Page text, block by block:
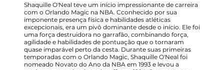
Shaquille O'Neal teve um início impressionante de carreira
com o Orlando Magic na NBA. Cconhecido por sua
imponente presença física e habilidades atléticas
excepcionais, era um pivô dominante desde o início. Ele foi
uma força destruidora no garrafão, combinando força,
agilidade e habilidades de pontuação que o tornaram
quase imparável perto da cesta. Durante suas primeiras
temporadas com o Orlando Magic, Shaquille O'Neal foi
nomeado Novato do Ano da NBA em 1993 e levou a